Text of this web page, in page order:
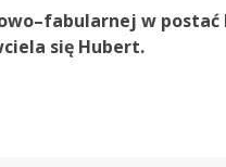
w postać
się Hubert.